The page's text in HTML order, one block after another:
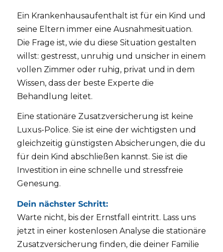
Ein Krankenhausaufenthalt ist für ein Kind und
seine Eltern immer eine Ausnahmesituation.
Die Frage ist, wie du diese Situation gestalten
willst: gestresst, unruhig und unsicher in einem
vollen Zimmer oder ruhig, privat und in dem
Wissen, dass der beste Experte die
Behandlung leitet.
Eine stationäre Zusatzversicherung ist keine
Luxus-Police. Sie ist eine der wichtigsten und
gleichzeitig günstigsten Absicherungen, die du
für dein Kind abschließen kannst. Sie ist die
Investition in eine schnelle und stressfreie
Genesung.
Dein nächster Schritt:
Warte nicht, bis der Ernstfall eintritt. Lass uns
jetzt in einer kostenlosen Analyse die stationäre
Zusatzversicherung finden, die deiner Familie